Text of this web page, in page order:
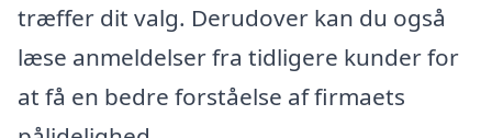
træffer dit valg. Derudover kan du også
læse anmeldelser fra tidligere kunder for
at få en bedre forståelse af firmaets